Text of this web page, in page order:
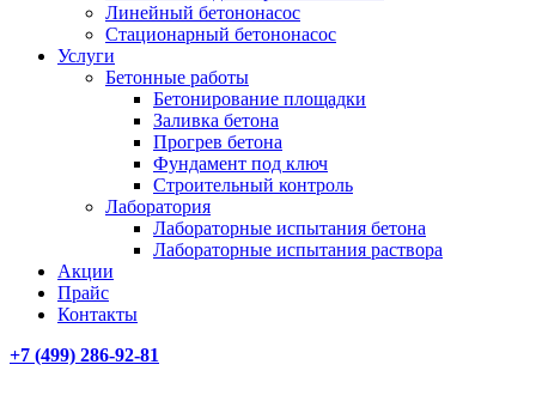
Линейный бетононасос
Стационарный бетононасос
Услуги
Бетонные работы
Бетонирование площадки
Заливка бетона
Прогрев бетона
Фундамент под ключ
Строительный контроль
Лаборатория
Лабораторные испытания бетона
Лабораторные испытания раствора
Акции
Прайс
Контакты
+7 (499) 286-92-81